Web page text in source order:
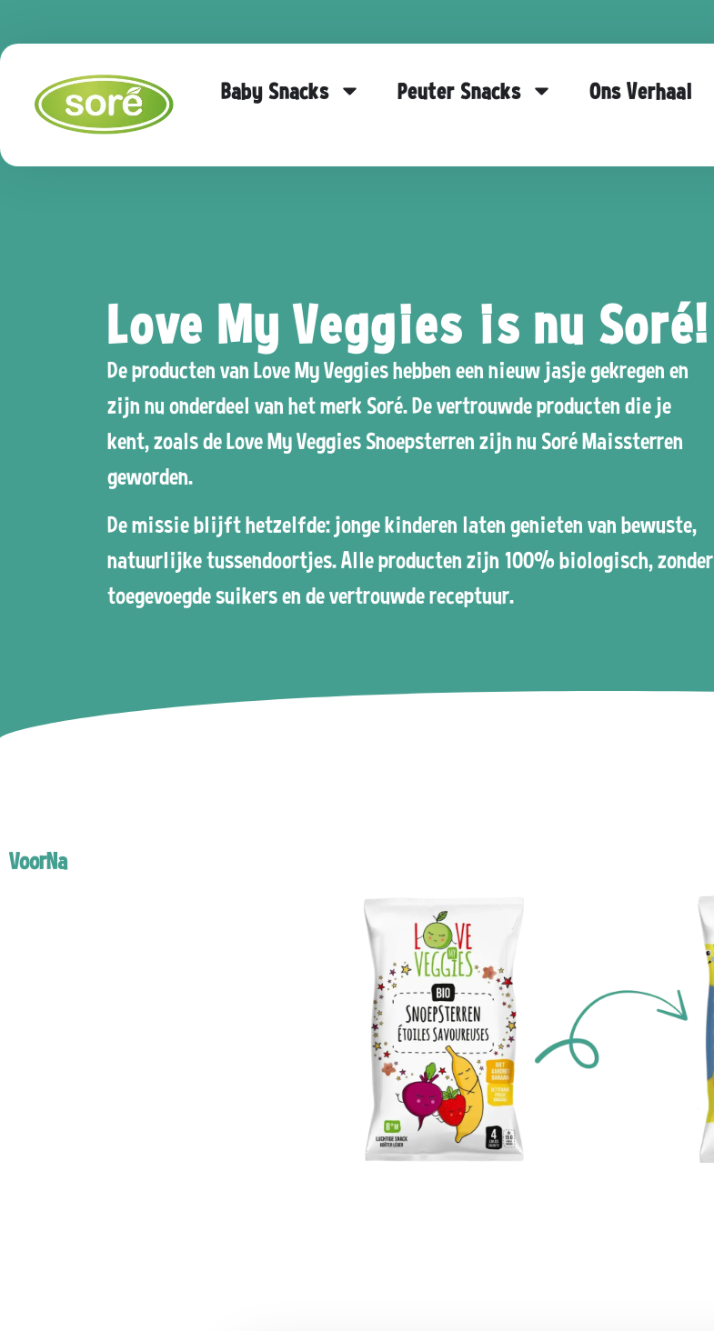
Baby Snacks Peuter Snacks Ons Verhaal
Love my veggies
Love My Veggies is nu Soré!
De producten van Love My Veggies hebben een nieuw jasje gekregen en
zijn nu onderdeel van het merk Soré. De vertrouwde producten die je
kent, zoals de Love My Veggies Snoepsterren zijn nu Soré Maissterren
geworden.
De missie blijft hetzelfde: jonge kinderen laten genieten van bewuste,
natuurlijke tussendoortjes. Alle producten zijn 100% biologisch, zonder
toegevoegde suikers en de vertrouwde receptuur.
VoorNa